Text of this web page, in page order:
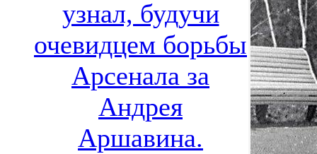
узнал, будучи
очевидцем борьбы
Арсенала за
Андрея
Аршавина.